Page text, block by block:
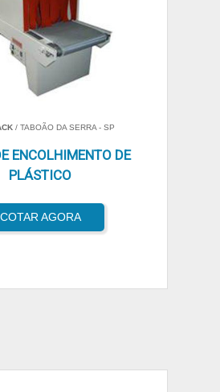
/ TABOÃO DA SERRA - SP
ENCOLHIMENTO DE
PLÁSTICO
COTAR AGORA